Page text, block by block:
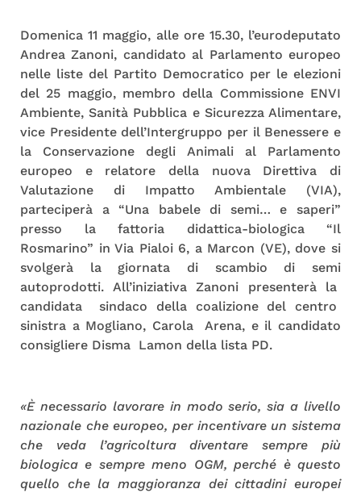
Domenica 11 maggio, alle ore 15.30, l’eurodeputato
Andrea Zanoni, candidato al Parlamento europeo
nelle liste del Partito Democratico per le elezioni
del 25 maggio, membro della Commissione ENVI
Ambiente, Sanità Pubblica e Sicurezza Alimentare,
vice Presidente dell’Intergruppo per il Benessere e
la Conservazione degli Animali al Parlamento
europeo e relatore della nuova Direttiva di
Valutazione di Impatto Ambientale (VIA),
parteciperà a “Una babele di semi… e saperi”
presso la fattoria didattica-biologica “Il
Rosmarino” in Via Pialoi 6, a Marcon (VE), dove si
svolgerà la giornata di scambio di semi
autoprodotti. All’iniziativa Zanoni presenterà la
candidata sindaco della coalizione del centro
sinistra a Mogliano, Carola Arena, e il candidato
consigliere Disma Lamon della lista PD.
«È necessario lavorare in modo serio, sia a livello
nazionale che europeo, per incentivare un sistema
che veda l’agricoltura diventare sempre più
biologica e sempre meno OGM, perché è questo
quello che la maggioranza dei cittadini europei